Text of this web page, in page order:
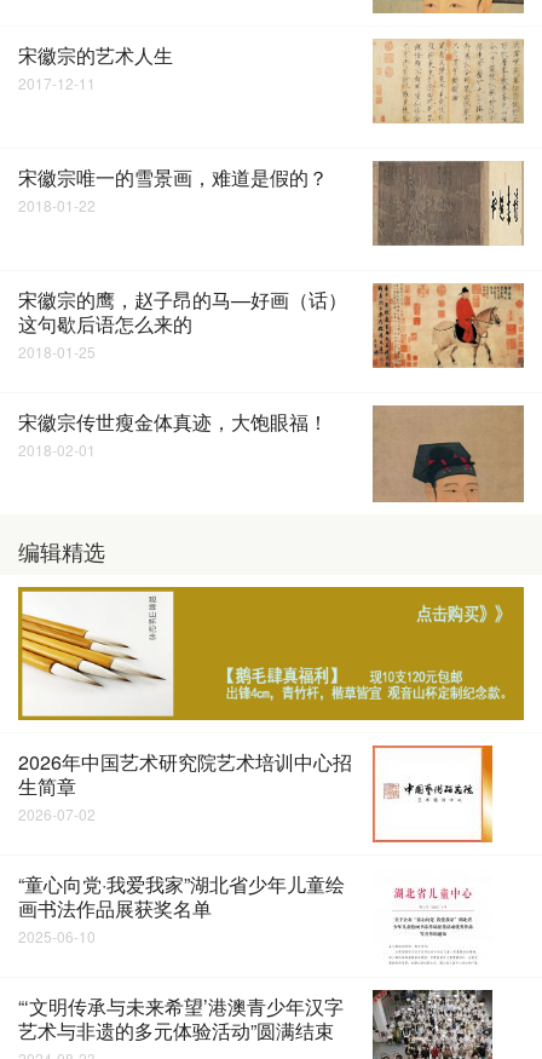
宋徽宗的艺术人生
2017-12-11
宋徽宗唯一的雪景画，难道是假的？
2018-01-22
宋徽宗的鹰，赵子昂的马—好画（话）
这句歇后语怎么来的
2018-01-25
宋徽宗传世瘦金体真迹，大饱眼福！
2018-02-01
编辑精选
2026年中国艺术研究院艺术培训中心招
生简章
2026-07-02
“童心向党·我爱我家”湖北省少年儿童绘
画书法作品展获奖名单
2025-06-10
“‘文明传承与未来希望’港澳青少年汉字
艺术与非遗的多元体验活动”圆满结束